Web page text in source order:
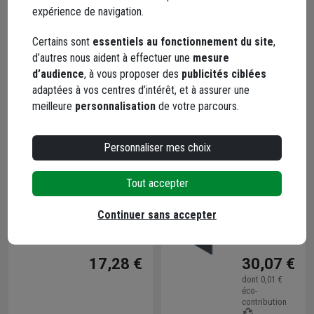
régulier
lames
Louver 110
- Lot de 96
pièces
Code :
51,91 €
lames
et Wide
200 - Lot
Entretoise
centrale
40 x 15
mm Alu
pour
occultation
Code :
17,28 €
Liseré
pour
40x2 mm -
Long.
1,985 m -
Alu laqué
30,07 €
dont 0,01 €
éco-
contribution
expérience de navigation.
Certains sont essentiels au fonctionnement du site,
d’autres nous aident à effectuer une mesure
d’audience, à vous proposer des publicités ciblées
adaptées à vos centres d’intérêt, et à assurer une
meilleure personnalisation de votre parcours.
Personnaliser mes choix
Tout accepter
Continuer sans accepter